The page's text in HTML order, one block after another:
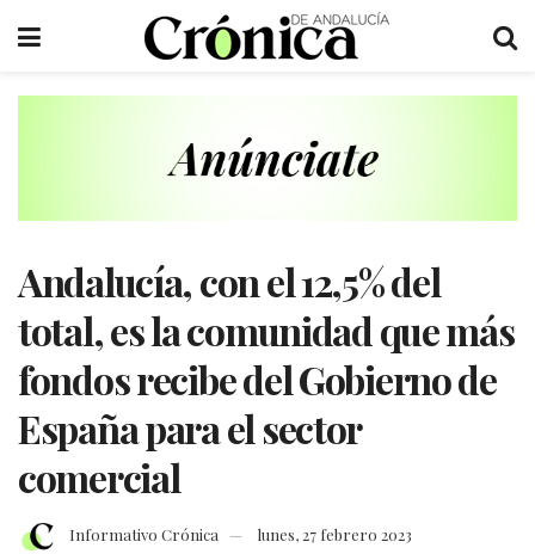
Andalucía, con el 12,5% del
total, es la comunidad que más
fondos recibe del Gobierno de
España para el sector
comercial
Informativo Crónica lunes, 27 febrero 2023